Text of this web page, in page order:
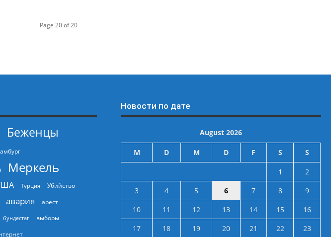
Page 20 of 20
Беженцы
Меркель
Турция Убийство
авария арест
бундестаг выборы
Новости по дате
August 2026
M D M D F S S
1
2
3
4 5 6 7 8
9
10
11 12 13 14 15
16
17
18 19 20 21 22 23